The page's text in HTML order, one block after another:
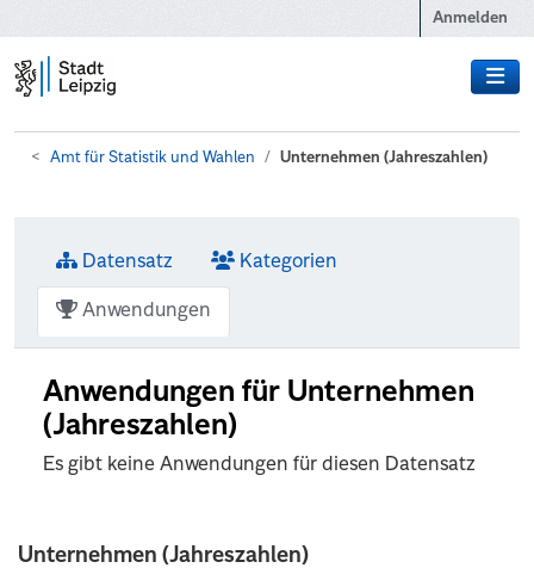
Anmelden
Amt für Statistik und Wahlen Unternehmen (Jahreszahlen)
Unternehmen (Jahreszahlen)
Datensatz Kategorien
Anwendungen
Anwendungen für Unternehmen
(Jahreszahlen)
Es gibt keine Anwendungen für diesen Datensatz